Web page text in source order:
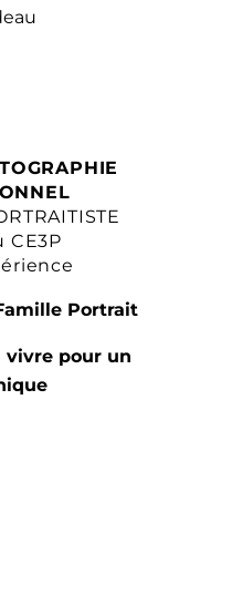
CE3P
Portrait
vivre pour un